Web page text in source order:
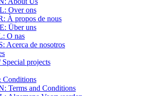
Over ons
À propos de nous
Über uns
O nas
Acerca de nosotros
projects
Conditions
Terms and Conditions